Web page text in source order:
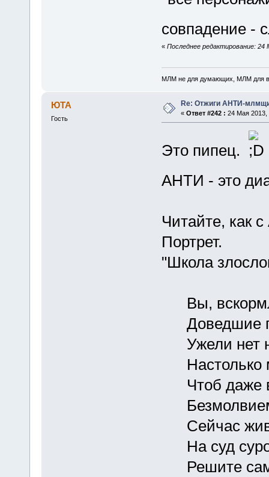
совпадение -
« Последнее редактирование: 24
МЛМ не для думающих, МЛМ для
ЮТА
Гость
Re: Отжиги АНТИ-
« Ответ #242 : 24 Мая 2013,
Это пипец.
АНТИ - это
Читайте, как
Портрет.
"Школа
Вы,
Доведшие
Ужели нет
Настолько
Чтоб даже
Безмолвием
Сейчас
На суд
Решите